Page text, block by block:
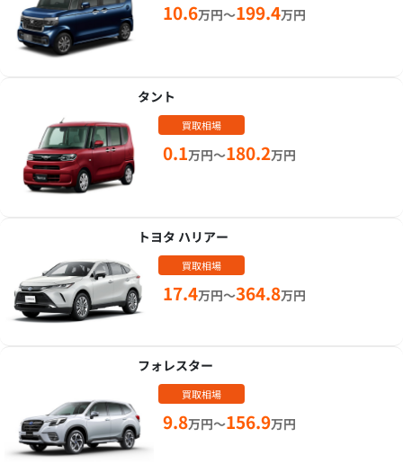
10.6万円～199.4万円
タント
買取相場
0.1万円～180.2万円
トヨタ ハリアー
買取相場
17.4万円～364.8万円
フォレスター
買取相場
9.8万円～156.9万円